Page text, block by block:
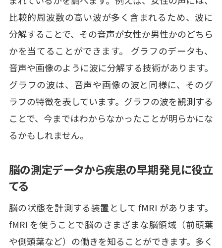
比較的周波数の高い波が多く含まれるため、波に
分解することで、その音声が女性か男性かのどちら
かを当てることができます。 グラフのデータも、
音声や画像のように波に分解する技術があります。
グラフの波は、音声や画像の波と同様に、そのグ
ラフの特徴を表しています。グラフの波を観測する
ことで、今まではわからなかったことが明らかにな
るかもしれません。
脳の測定データから疾患の早期発見に役立
てる
脳の状態を計測する装置として fMRI があります。
fMRI を使うことで脳のさまざまな脳領域（前頭葉
や側頭葉など）の働きを知ることができます。多く